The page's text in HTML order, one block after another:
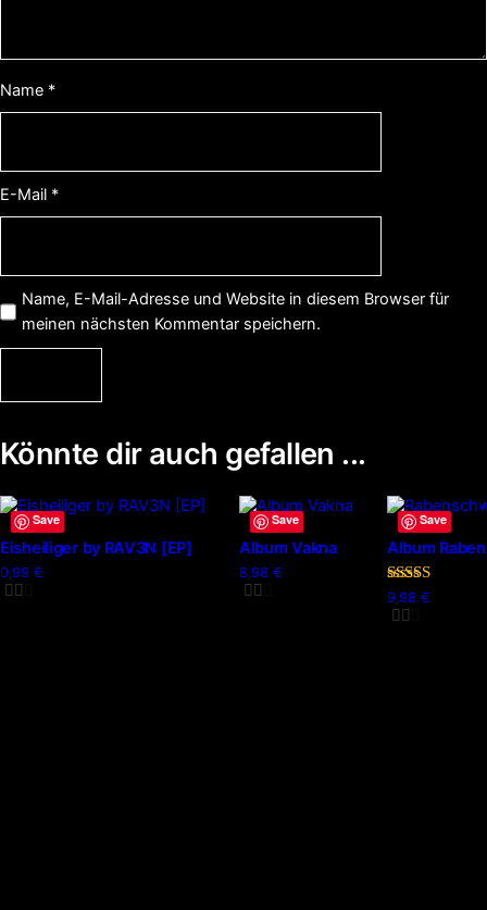
Name *
E-Mail *
Name, E-Mail-Adresse und Website in diesem Browser für
meinen nächsten Kommentar speichern.
Könnte dir auch gefallen ...
Save
Eisheiliger by RAV3N [EP]
0,99 €
Save
Album Vakna
8,98 €
Save
Album
Bewertet
mit
5.00
9,98 €